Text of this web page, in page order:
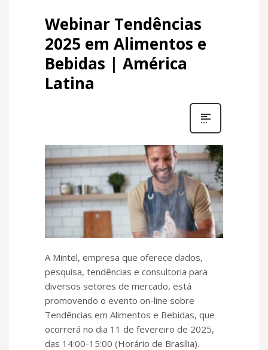
Webinar Tendências
2025 em Alimentos e
Bebidas | América
Latina
A Mintel, empresa que oferece dados,
pesquisa, tendências e consultoria para
diversos setores de mercado, está
promovendo o evento on-line sobre
Tendências em Alimentos e Bebidas, que
ocorrerá no dia 11 de fevereiro de 2025,
das 14:00-15:00 (Horário de Brasília).